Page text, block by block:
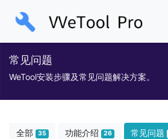
常见问题
WeTool安装步骤及常见问题解决方案。
全部 35 功能介绍 26 常见问题